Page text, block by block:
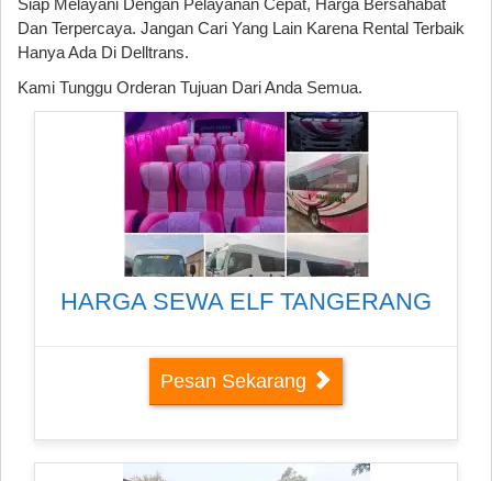
Dan Terpercaya. Jangan Cari Yang Lain Karena Rental Terbaik
Hanya Ada Di Delltrans.
Kami Tunggu Orderan Tujuan Dari Anda Semua.
HARGA SEWA ELF TANGERANG
Pesan Sekarang